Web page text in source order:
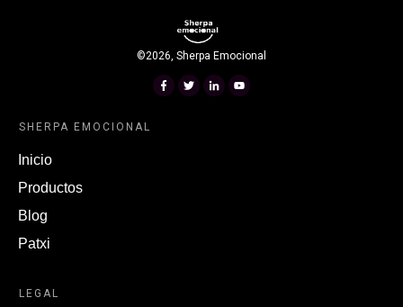
©2026, Sherpa Emocional
SHERPA EMOCIONAL
Inicio
Productos
Blog
Patxi
LEGAL